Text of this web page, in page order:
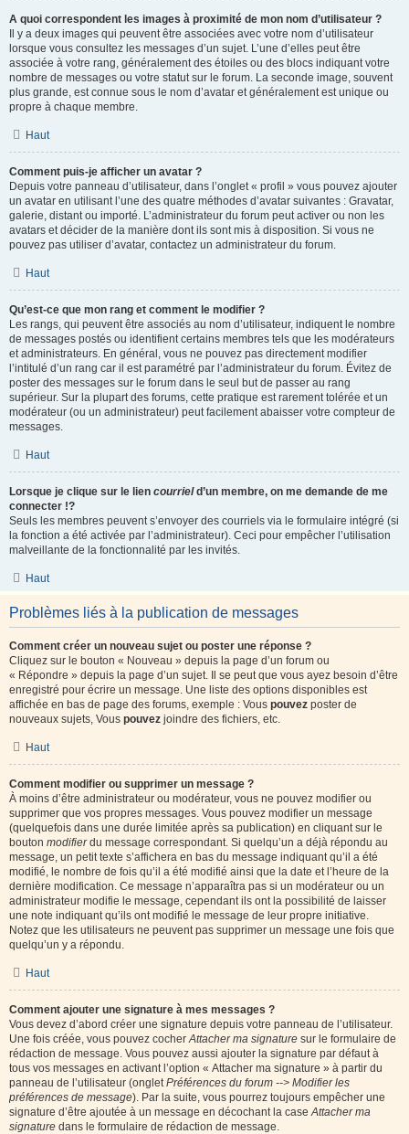
A quoi correspondent les images à proximité de mon nom d’utilisateur ?
Il y a deux images qui peuvent être associées avec votre nom d’utilisateur
lorsque vous consultez les messages d’un sujet. L’une d’elles peut être
associée à votre rang, généralement des étoiles ou des blocs indiquant votre
nombre de messages ou votre statut sur le forum. La seconde image, souvent
plus grande, est connue sous le nom d’avatar et généralement est unique ou
propre à chaque membre.
Haut
Comment puis-je afficher un avatar ?
Depuis votre panneau d’utilisateur, dans l’onglet « profil » vous pouvez ajouter
un avatar en utilisant l’une des quatre méthodes d’avatar suivantes : Gravatar,
galerie, distant ou importé. L’administrateur du forum peut activer ou non les
avatars et décider de la manière dont ils sont mis à disposition. Si vous ne
pouvez pas utiliser d’avatar, contactez un administrateur du forum.
Haut
Qu’est-ce que mon rang et comment le modifier ?
Les rangs, qui peuvent être associés au nom d’utilisateur, indiquent le nombre
de messages postés ou identifient certains membres tels que les modérateurs
et administrateurs. En général, vous ne pouvez pas directement modifier
l’intitulé d’un rang car il est paramétré par l’administrateur du forum. Évitez de
poster des messages sur le forum dans le seul but de passer au rang
supérieur. Sur la plupart des forums, cette pratique est rarement tolérée et un
modérateur (ou un administrateur) peut facilement abaisser votre compteur de
messages.
Haut
Lorsque je clique sur le lien courrield’un membre, on me demande de me
connecter !?
Seuls les membres peuvent s’envoyer des courriels via le formulaire intégré (si
la fonction a été activée par l’administrateur). Ceci pour empêcher l’utilisation
malveillante de la fonctionnalité par les invités.
Haut
Problèmes liés à la publication de messages
Comment créer un nouveau sujet ou poster une réponse ?
Cliquez sur le bouton « Nouveau » depuis la page d’un forum ou
« Répondre » depuis la page d’un sujet. Il se peut que vous ayez besoin d’être
enregistré pour écrire un message. Une liste des options disponibles est
affichée en bas de page des forums, exemple : Vous pouvez poster de
nouveaux sujets, Vous pouvez joindre des fichiers, etc.
Haut
Comment modifier ou supprimer un message ?
À moins d’être administrateur ou modérateur, vous ne pouvez modifier ou
supprimer que vos propres messages. Vous pouvez modifier un message
(quelquefois dans une durée limitée après sa publication) en cliquant sur le
bouton modifierdu message correspondant. Si quelqu’un a déjà répondu au
message, un petit texte s’affichera en bas du message indiquant qu’il a été
modifié, le nombre de fois qu’il a été modifié ainsi que la date et l’heure de la
dernière modification. Ce message n’apparaîtra pas si un modérateur ou un
administrateur modifie le message, cependant ils ont la possibilité de laisser
une note indiquant qu’ils ont modifié le message de leur propre initiative.
Notez que les utilisateurs ne peuvent pas supprimer un message une fois que
quelqu’un y a répondu.
Haut
Comment ajouter une signature à mes messages ?
Vous devez d’abord créer une signature depuis votre panneau de l’utilisateur.
Une fois créée, vous pouvez cocherAttacher ma signature sur le formulaire de
rédaction de message. Vous pouvez aussi ajouter la signature par défaut à
tous vos messages en activant l’option « Attacher ma signature » à partir du
panneau de l’utilisateur (ongletPréférences du forum --> Modifier les
préférences de message). Par la suite, vous pourrez toujours empêcher une
signature d’être ajoutée à un message en décochant la caseAttacher ma
signature dans le formulaire de rédaction de message.